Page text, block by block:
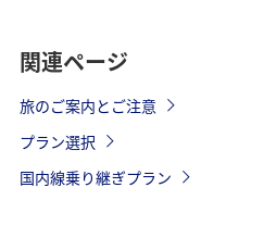
関連ページ
旅のご案内とご注意
プラン選択
国内線乗り継ぎプラン